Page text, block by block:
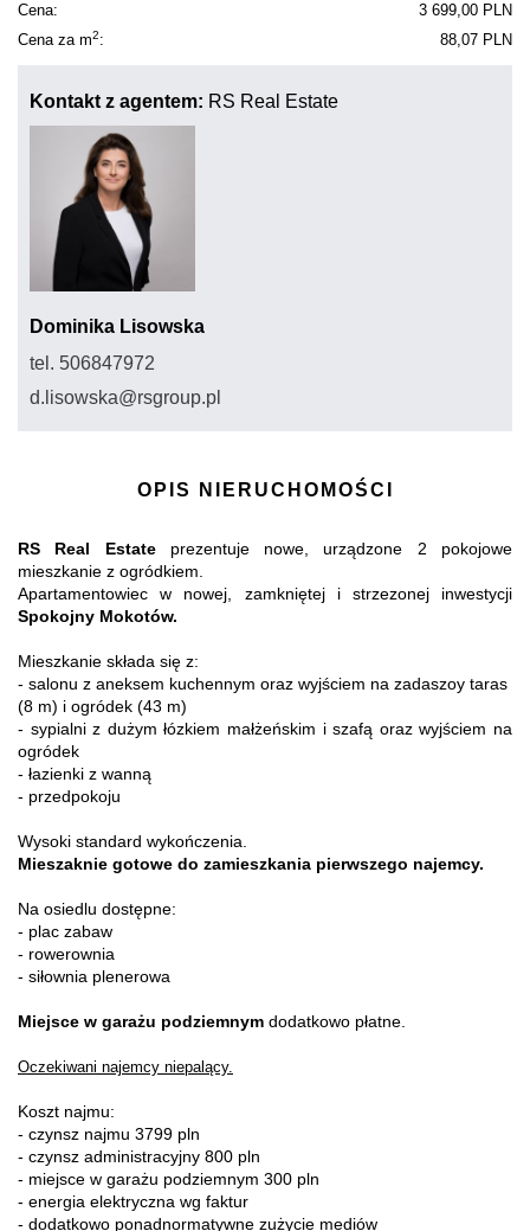
Cena:
3 699,00 PLN
Cena za m2: 88,07 PLN
Kontakt z agentem: RS Real Estate
Dominika Lisowska
tel. 506847972
d.lisowska@rsgroup.pl
OPIS NIERUCHOMOŚCI
RS Real Estateprezentuje nowe, urządzone 2 pokojowe
mieszkanie z ogródkiem.
Apartamentowiec w nowej, zamkniętej i strzezonej inwestycji
Spokojny Mokotów.
Mieszkanie składa się z:
- salonu z aneksem kuchennym oraz wyjściem na zadaszoy taras
(8 m) i ogródek (43 m)
- sypialni z dużym łózkiem małżeńskim i szafą oraz wyjściem na
ogródek
- łazienki z wanną
- przedpokoju
Wysoki standard wykończenia.
Mieszaknie gotowe do zamieszkania pierwszego najemcy.
Na osiedlu dostępne:
- plac zabaw
- rowerownia
- siłownia plenerowa
Miejsce w garażu podziemnym dodatkowo płatne.
Oczekiwani najemcy niepalący.
Koszt najmu:
- czynsz najmu 3799 pln
- czynsz administracyjny 800 pln
- miejsce w garażu podziemnym 300 pln
- energia elektryczna wg faktur
- dodatkowo ponadnormatywne zużycie mediów